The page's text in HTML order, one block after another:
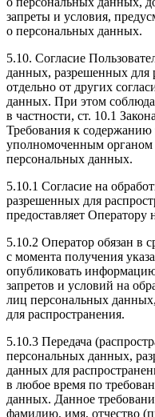
запреты и условия,
о персональных данных.
5.10. Согласие
данных, разрешенных для
отдельно от других
данных. При этом
в частности, ст. 10.1
Требования к содержанию
уполномоченным органом
персональных данных.
5.10.1 Согласие на
разрешенных для
предоставляет Оператору
5.10.2 Оператор обязан в
с момента получения
опубликовать
запретов и условий на
лиц персональных
для распространения.
5.10.3 Передача
персональных данных,
данных для
в любое время по
данных. Данное
фамилию, имя, отчество